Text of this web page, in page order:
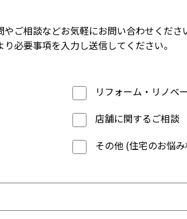
やご相談などお気軽にお問い合わせくださ
必要事項を入力し送信してください。
リフォーム・リノベ
店舗に関するご相談
その他 (住宅のお悩